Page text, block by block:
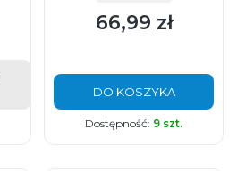
Cena
66,99 zł
DO KOSZYKA
Dostępność: 9 szt.